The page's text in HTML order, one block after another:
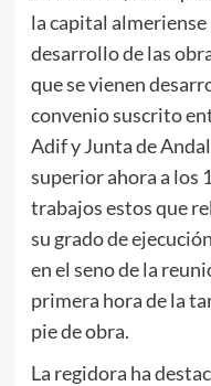
la capital almeriense
desarrollo de las
que se vienen
convenio suscrito
Adif y Junta de
superior ahora a los
trabajos estos que
su grado de
en el seno de la
primera hora de la
pie de obra.
La regidora ha